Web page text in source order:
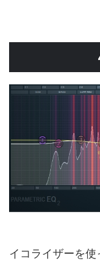
イコライザーを